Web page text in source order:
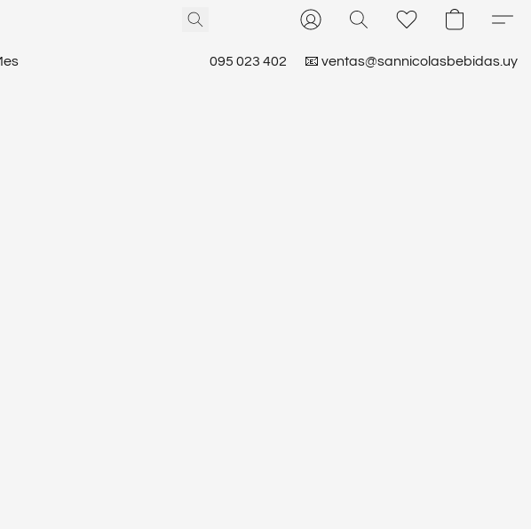
095 023 402 📧 ventas@sannicolasbebidas.uy